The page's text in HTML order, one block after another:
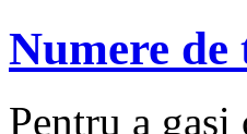
Numere
Pentru a